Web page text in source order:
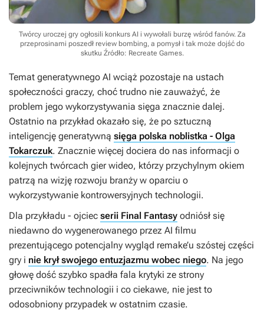
Twórcy uroczej gry ogłosili konkurs AI i wywołali burzę wśród fanów. Za
przeprosinami poszedł review bombing, a pomysł i tak może dojść do
skutku Źródło: Recreate Games.
Temat generatywnego AI wciąż pozostaje na ustach
społeczności graczy, choć trudno nie zauważyć, że
problem jego wykorzystywania sięga znacznie dalej.
Ostatnio na przykład okazało się, że po sztuczną
inteligencję generatywną sięga polska noblistka - Olga
Tokarczuk. Znacznie więcej dociera do nas informacji o
kolejnych twórcach gier wideo, którzy przychylnym okiem
patrzą na wizję rozwoju branży w oparciu o
wykorzystywanie kontrowersyjnych technologii.
Dla przykładu - ojciec serii Final Fantasy odniósł się
niedawno do wygenerowanego przez AI filmu
prezentującego potencjalny wygląd remake’u szóstej części
gry i nie krył swojego entuzjazmu wobec niego. Na jego
głowę dość szybko spadła fala krytyki ze strony
przeciwników technologii i co ciekawe, nie jest to
odosobniony przypadek w ostatnim czasie.